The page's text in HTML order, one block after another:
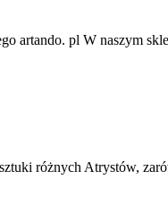
artando. pl W naszym
różnych Atrystów,